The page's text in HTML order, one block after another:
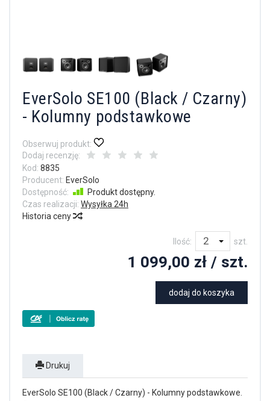
EverSolo SE100 (Black / Czarny)
- Kolumny podstawkowe
Obserwuj produkt:
Dodaj recenzję:
Kod: 8835
Producent: EverSolo
Dostępność:
Produkt dostępny.
Czas realizacji: Wysyłka 24h
Historia ceny
Ilość: szt.
1 099,00 zł / szt.
dodaj do koszyka
Drukuj
EverSolo SE100 (Black / Czarny) - Kolumny podstawkowe.